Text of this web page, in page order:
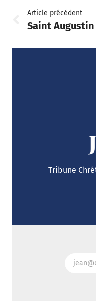
Article précédent
Saint
Tribune